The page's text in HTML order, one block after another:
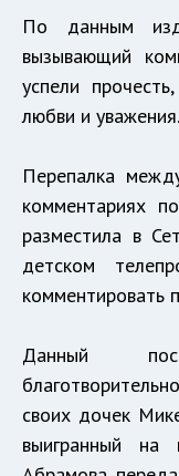
По данным
вызывающий
успели
любви и уважения.
Перепалка
комментариях
разместила в
детском
комментировать
Данный
своих дочек
выигранный